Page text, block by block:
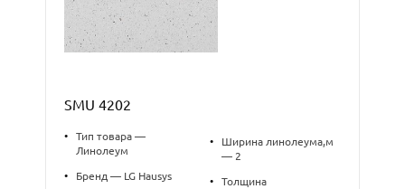
SMU 4202
•
Тип товара —
Линолеум
• Бренд — LG Hausys
•
Ширина линолеума,м
— 2
•
Толщина